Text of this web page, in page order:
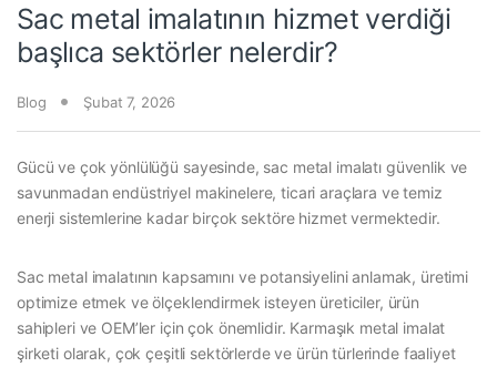
Sac metal imalatının hizmet verdiği
başlıca sektörler nelerdir?
Blog Şubat 7, 2026
Gücü ve çok yönlülüğü sayesinde, sac metal imalatı güvenlik ve
savunmadan endüstriyel makinelere, ticari araçlara ve temiz
enerji sistemlerine kadar birçok sektöre hizmet vermektedir.
Sac metal imalatının kapsamını ve potansiyelini anlamak, üretimi
optimize etmek ve ölçeklendirmek isteyen üreticiler, ürün
sahipleri ve OEM’ler için çok önemlidir. Karmaşık metal imalat
şirketi olarak, çok çeşitli sektörlerde ve ürün türlerinde faaliyet